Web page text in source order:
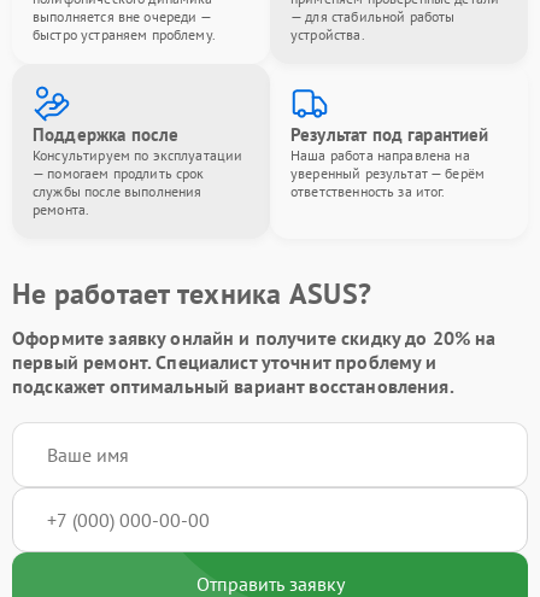
выполняется вне очереди —
быстро устраняем проблему.
— для стабильной работы
устройства.
Поддержка после
Консультируем по эксплуатации
— помогаем продлить срок
службы после выполнения
ремонта.
Результат под гарантией
Наша работа направлена на
уверенный результат — берём
ответственность за итог.
Не работает техника ASUS?
Оформите заявку онлайн и получитескидку до 20% на
первый ремонт. Специалист уточнит проблему и
подскажет оптимальный вариант восстановления.
Отправить заявку